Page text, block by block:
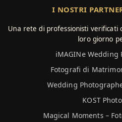
I NOSTRI
Una rete di professionisti verificati
loro giorno
iMAGINe Wedding
Fotografi di
Wedding
KOST
Magical Moments –